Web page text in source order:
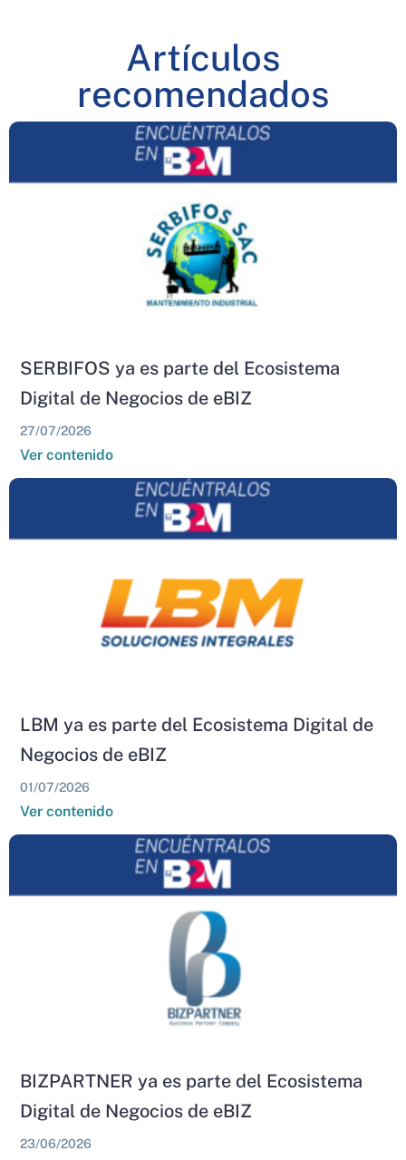
Artículos
recomendados
SERBIFOS ya es parte del Ecosistema
Digital de Negocios de eBIZ
27/07/2026
Ver contenido
LBM ya es parte del Ecosistema Digital de
Negocios de eBIZ
01/07/2026
Ver contenido
BIZPARTNER ya es parte del Ecosistema
Digital de Negocios de eBIZ
23/06/2026